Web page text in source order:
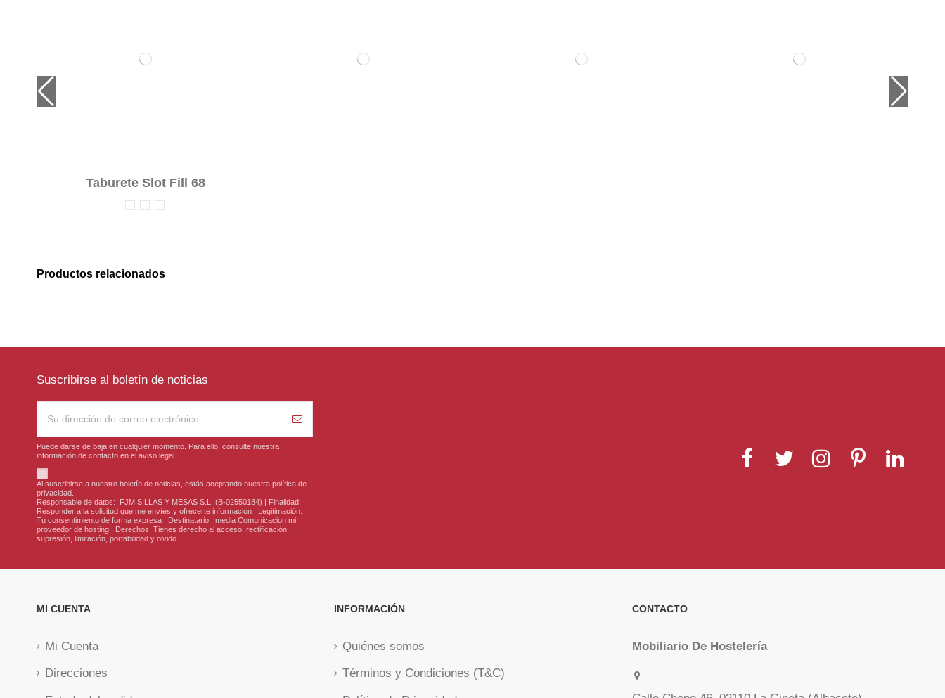
Taburete Slot Fill 68
Productos relacionados
Suscribirse al boletín de noticias
Puede darse de baja en cualquier momento. Para ello, consulte nuestra
información de contacto en el aviso legal.
Al suscribirse a nuestro boletín de noticias, estás aceptando nuestra política de
privacidad.
Responsable de datos: FJM SILLAS Y MESAS S.L. (B-02550184) | Finalidad:
Responder a la solicitud que me envíes y ofrecerte información | Legitimación:
Tu consentimiento de forma expresa | Destinatario: Imedia Comunicacion mi
proveedor de hosting | Derechos: Tienes derecho al acceso, rectificación,
supresión, limitación, portabilidad y olvido.
MI CUENTA
Mi Cuenta
Direcciones
INFORMACIÓN
Quiénes somos
Términos y Condiciones (T&C)
CONTACTO
Mobiliario De Hostelería